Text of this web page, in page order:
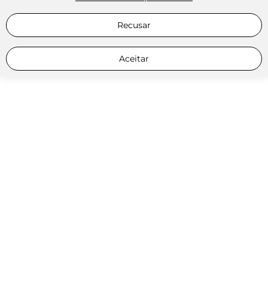
Recusar
Aceitar